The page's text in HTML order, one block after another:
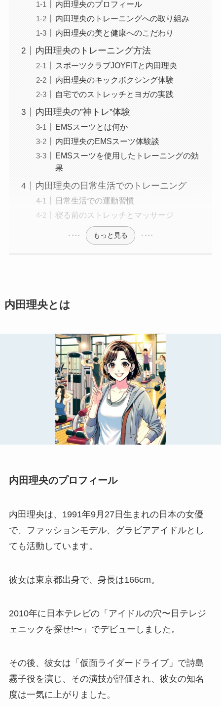
内田理央のプロフィール
内田理央のトレーニングへの取り組み
内田理央の美と健康へのこだわり
内田理央のトレーニング方法
スポーツクラブJOYFITと内田理央
内田理央のキックボクシング体験
自宅でのストレッチとヨガの実践
内田理央の”神トレ”体験
EMSスーツとは何か
内田理央のEMSスーツ体験談
EMSスーツを使用したトレーニングの効
果
内田理央の日常生活でのトレーニング
日常生活での運動習慣
寝る前のストレッチとマッサージ
もっと見る
内田理央とは
内田理央のプロフィール
内田理央は、1991年9月27日生まれの日本の女優
で、ファッションモデル、グラビアアイドルとし
ても活動しています。
彼女は東京都出身で、身長は166cm。
2010年に日本テレビの「アイドルの穴〜日テレジ
ェニックを探せ!〜」でデビューしました。
その後、彼女は「仮面ライダードライブ」で詩島
霧子役を演じ、その演技が評価され、彼女の知名
度は一気に上がりました。